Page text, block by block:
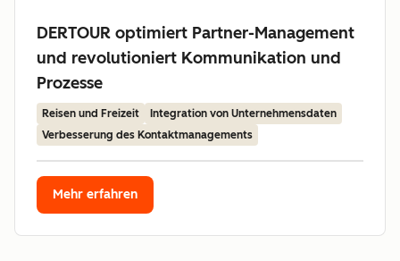
DERTOUR optimiert Partner-Management
und revolutioniert Kommunikation und
Prozesse
Reisen und Freizeit
Integration von Unternehmensdaten
Verbesserung des Kontaktmanagements
Mehr erfahren